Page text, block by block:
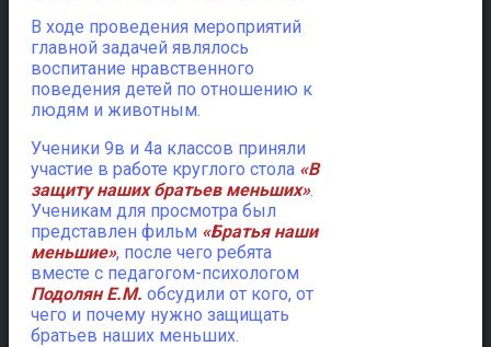
В ходе проведения мероприятий
главной задачей являлось
воспитание нравственного
поведения детей по отношению к
людям и животным.
Ученики 9в и 4а классов приняли
участие в работе круглого стола «В
защиту наших братьев меньших».
Ученикам для просмотра был
представлен фильм «Братья наши
меньшие», после чего ребята
вместе с педагогом-психологом
Подолян Е.М. обсудили от кого, от
чего и почему нужно защищать
братьев наших меньших.